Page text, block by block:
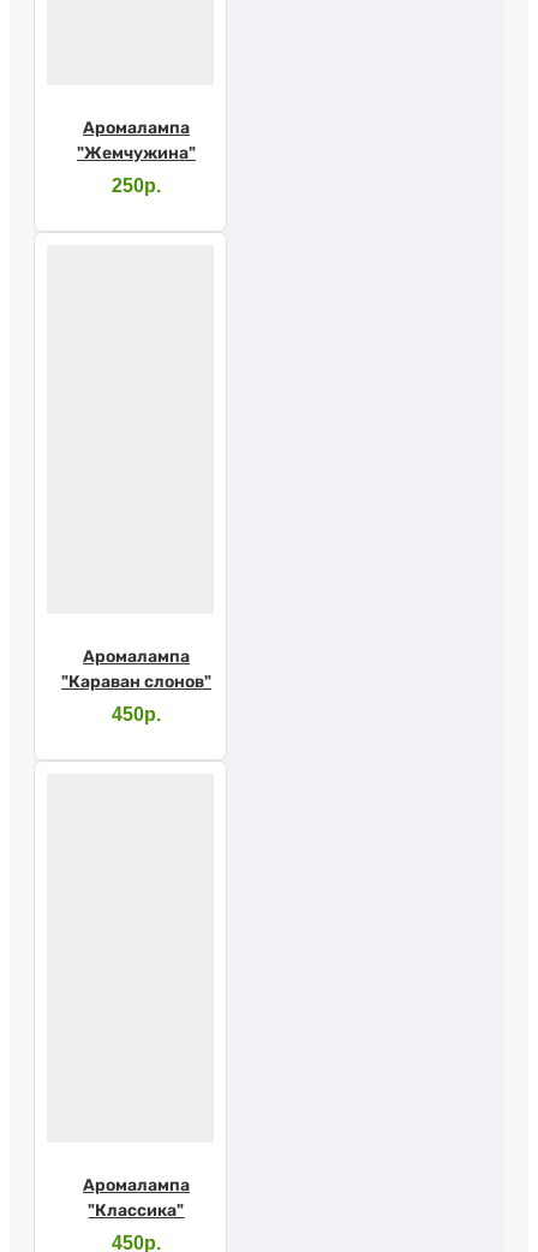
Аромалампа
"Жемчужина"
250р.
Аромалампа
"Караван слонов"
450р.
Аромалампа
"Классика"
450р.